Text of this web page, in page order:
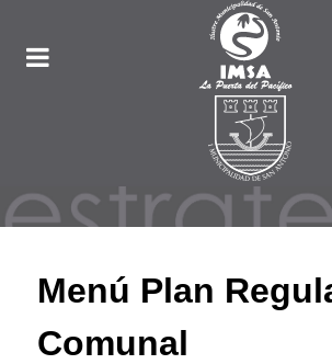
Menú Plan
Comunal